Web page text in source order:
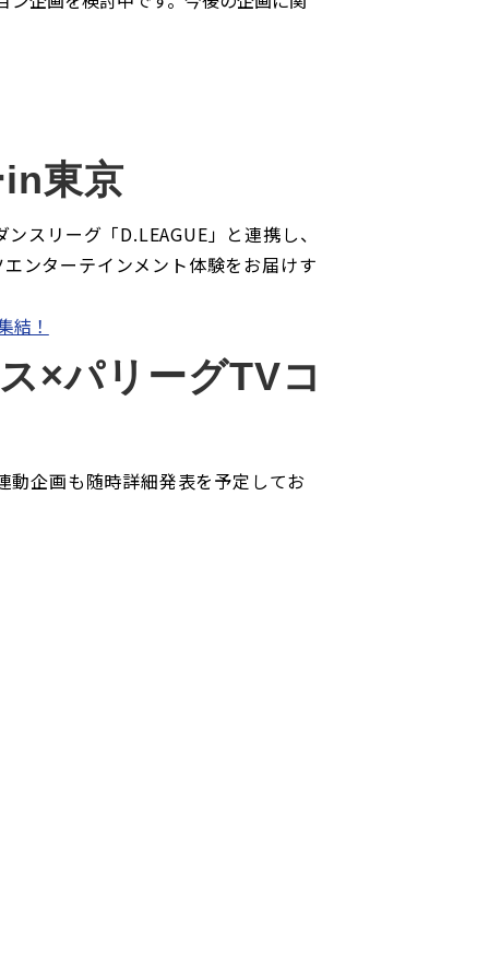
東京
スリーグ「D.LEAGUE」と連携し、
ンターテインメント体験をお届けす
結！
×パリーグTVコ
企画も随時詳細発表を予定してお